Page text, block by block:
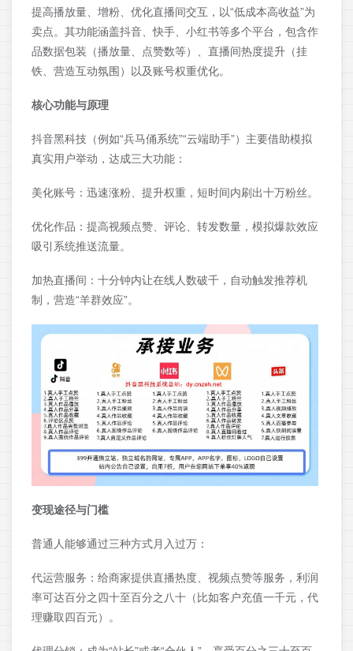
提高播放量、增粉、优化直播间交互，以“低成本高收益”为
卖点。其功能涵盖抖音、快手、小红书等多个平台，包含作
品数据包装（播放量、点赞数等）、直播间热度提升（挂
铁、营造互动氛围）以及账号权重优化。
核心功能与原理
抖音黑科技（例如“兵马俑系统”“云端助手”）主要借助模拟
真实用户举动，达成三大功能：
美化账号：迅速涨粉、提升权重，短时间内刷出十万粉丝。
优化作品：提高视频点赞、评论、转发数量，模拟爆款效应
吸引系统推送流量。
加热直播间：十分钟内让在线人数破千，自动触发推荐机
制，营造“羊群效应”。
变现途径与门槛
普通人能够通过三种方式月入过万：
代运营服务：给商家提供直播热度、视频点赞等服务，利润
率可达百分之四十至百分之八十（比如客户充值一千元，代
理赚取四百元）。